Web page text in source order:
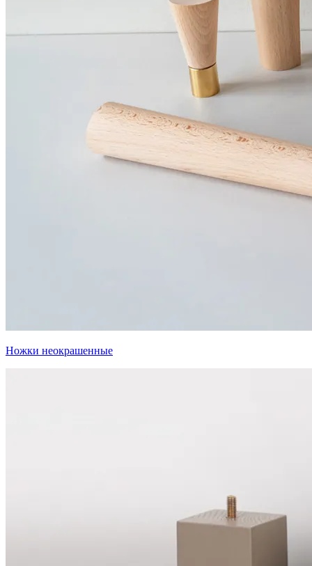
Ножки неокрашенные